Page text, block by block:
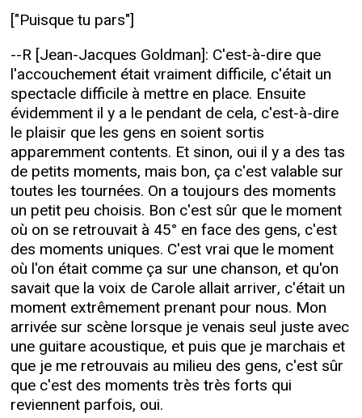
["Puisque tu pars"]
--R [Jean-Jacques Goldman]: C'est-à-dire que
l'accouchement était vraiment difficile, c'était un
spectacle difficile à mettre en place. Ensuite
évidemment il y a le pendant de cela, c'est-à-dire
le plaisir que les gens en soient sortis
apparemment contents. Et sinon, oui il y a des tas
de petits moments, mais bon, ça c'est valable sur
toutes les tournées. On a toujours des moments
un petit peu choisis. Bon c'est sûr que le moment
où on se retrouvait à 45° en face des gens, c'est
des moments uniques. C'est vrai que le moment
où l'on était comme ça sur une chanson, et qu'on
savait que la voix de Carole allait arriver, c'était un
moment extrêmement prenant pour nous. Mon
arrivée sur scène lorsque je venais seul juste avec
une guitare acoustique, et puis que je marchais et
que je me retrouvais au milieu des gens, c'est sûr
que c'est des moments très très forts qui
reviennent parfois, oui.